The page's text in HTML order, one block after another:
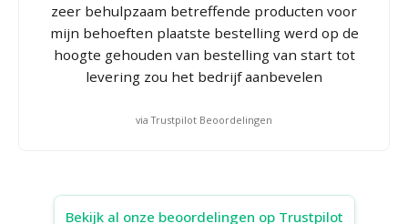
zeer behulpzaam betreffende producten voor
mijn behoeften plaatste bestelling werd op de
hoogte gehouden van bestelling van start tot
levering zou het bedrijf aanbevelen
via Trustpilot Beoordelingen
Bekijk al onze beoordelingen op Trustpilot